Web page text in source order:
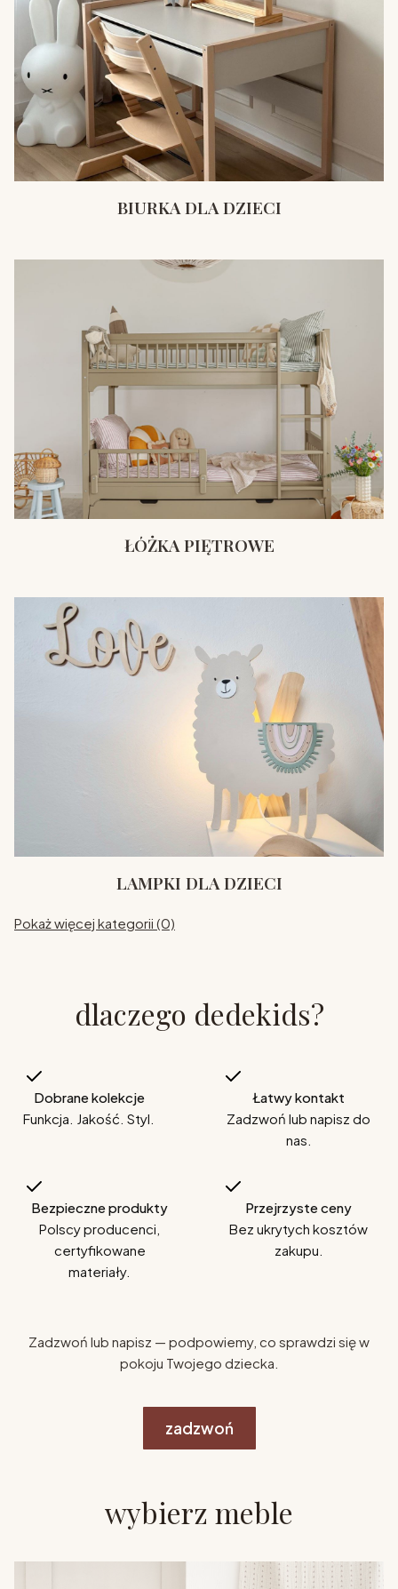
BIURKA DLA DZIECI
ŁÓŻKA PIĘTROWE
LAMPKI DLA DZIECI
Pokaż więcej kategorii (0)
dlaczego dedekids?
Dobrane kolekcje
Funkcja. Jakość. Styl.
Łatwy kontakt
Zadzwoń lub napisz do
nas.
Bezpieczne produkty
Polscy producenci,
certyfikowane
materiały.
Przejrzyste ceny
Bez ukrytych kosztów
zakupu.
Zadzwoń lub napisz — podpowiemy, co sprawdzi się w
pokoju Twojego dziecka.
zadzwoń
wybierz meble